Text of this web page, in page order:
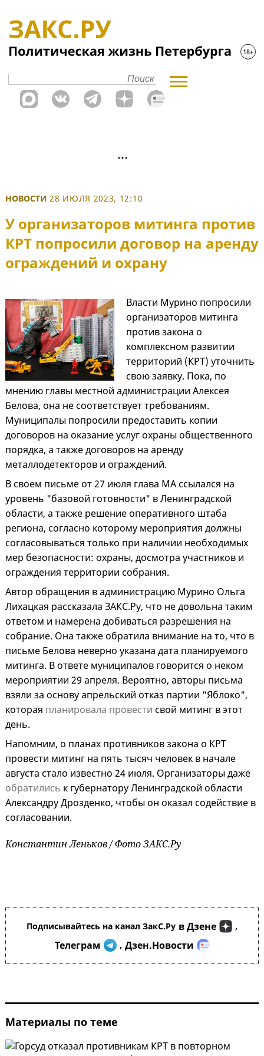
НОВОСТИ 28 ИЮЛЯ 2023, 12:10
У организаторов митинга против
КРТ попросили договор на аренду
ограждений и охрану
Власти Мурино попросили
организаторов митинга
против закона о
комплексном развитии
территорий (КРТ) уточнить
свою заявку. Пока, по
мнению главы местной администрации Алексея
Белова, она не соответствует требованиям.
Муниципалы попросили предоставить копии
договоров на оказание услуг охраны общественного
порядка, а также договоров на аренду
металлодетекторов и ограждений.
В своем письме от 27 июля глава МА ссылался на
уровень "базовой готовности" в Ленинградской
области, а также решение оперативного штаба
региона, согласно которому мероприятия должны
согласовываться только при наличии необходимых
мер безопасности: охраны, досмотра участников и
ограждения территории собрания.
Автор обращения в администрацию Мурино Ольга
Лихацкая рассказала ЗАКС.Ру, что не довольна таким
ответом и намерена добиваться разрешения на
собрание. Она также обратила внимание на то, что в
письме Белова неверно указана дата планируемого
митинга. В ответе муниципалов говорится о неком
мероприятии 29 апреля. Вероятно, авторы письма
взяли за основу апрельский отказ партии "Яблоко",
которая планировала провести свой митинг в этот
день.
Напомним, о планах противников закона о КРТ
провести митинг на пять тысяч человек в начале
августа стало известно 24 июля. Организаторы даже
обратились к губернатору Ленинградской области
Александру Дрозденко, чтобы он оказал содействие в
согласовании.
Константин Леньков / Фото ЗАКС.Ру
Подписывайтесь на канал ЗакС.Ру в Дзене ,
Телеграм , Дзен.Новости
Материалы по теме